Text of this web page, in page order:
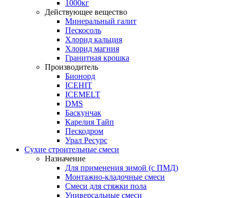
1000кг
Действующее вещество
Минеральный галит
Пескосоль
Хлорид кальция
Хлорид магния
Гранитная крошка
Производитель
Бионорд
ICEHIT
ICEMELT
DMS
Баскунчак
Карелия Тайп
Пескодром
Урал Ресурс
Сухие строительные смеси
Назначение
Для применения зимой (с ПМД)
Монтажно-кладочные смеси
Смеси для стяжки пола
Универсальные смеси